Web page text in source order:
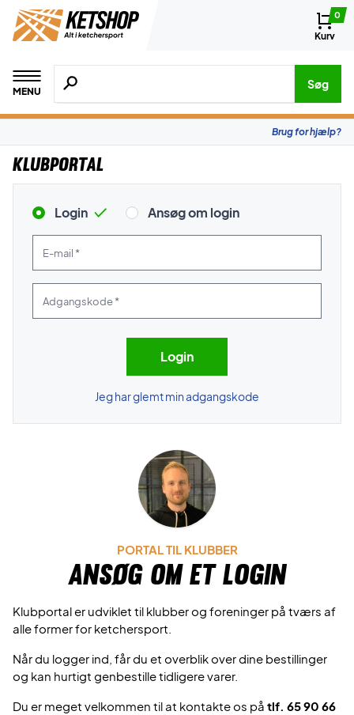
0
Kurv
MENU
Søg efter produkter, mærker etc.
Søg
Brug for hjælp?
Klubportal
Login Ansøg om login
Jeg har glemt min adgangskode
PORTAL TIL KLUBBER
Ansøg om et login
Klubportal er udviklet til klubber og foreninger på tværs af
alle former for ketchersport.
Når du logger ind, får du et overblik over dine bestillinger
og kan hurtigt genbestille tidligere varer.
Du er meget velkommen til at kontakte os på tlf. 65 90 66